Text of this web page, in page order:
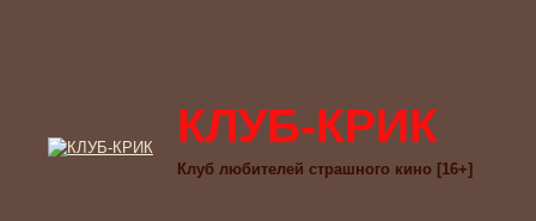
КЛУБ-КРИК
Клуб любителей страшного кино [16+]